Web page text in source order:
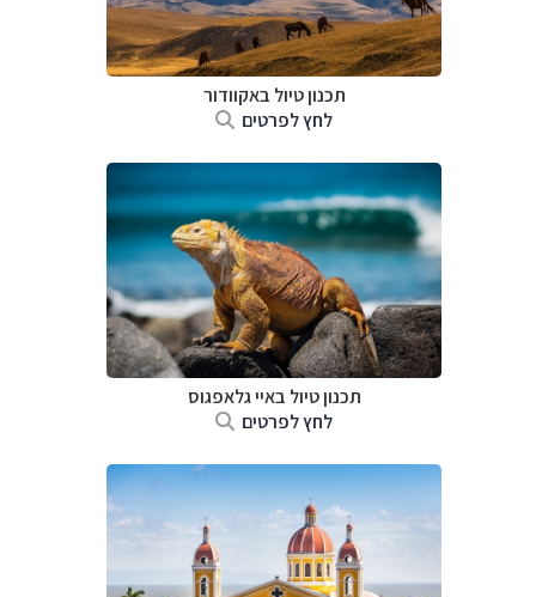
תכנון טיול באקוודור
לחץ לפרטים
תכנון טיול באיי גלאפגוס
לחץ לפרטים